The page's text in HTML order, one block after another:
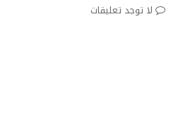
لا توجد تعليقات